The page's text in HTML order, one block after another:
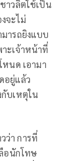
าวลิตใช้เป็น
จะไม่
ารถยิงแบบ
ะเจ้าหน้าที่
นด เอามา
อยู่แล้ว
บเหตุใน
ว่า การที่
อนักโทษ